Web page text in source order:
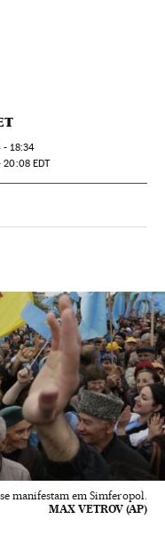
- 18:34
20:08EDT
manifestam em Simferopol.
MAX VETROV (AP)